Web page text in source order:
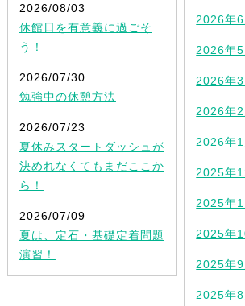
2026/08/03
休館日を有意義に過ごそ
う！
2026/07/30
勉強中の休憩方法
2026/07/23
夏休みスタートダッシュが
決めれなくてもまだここか
ら！
2026/07/09
夏は、定石・基礎定着問題
演習！
2026年6
2026年5
2026年3
2026年2
2026年1
2025年
2025年
2025年
2025年9
2025年8